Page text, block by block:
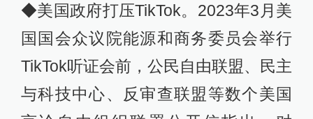
◆美国政府打压TikTok。2023年3月美
国国会众议院能源和商务委员会举行
TikTok听证会前，公民自由联盟、民主
与科技中心、反审查联盟等数个美国